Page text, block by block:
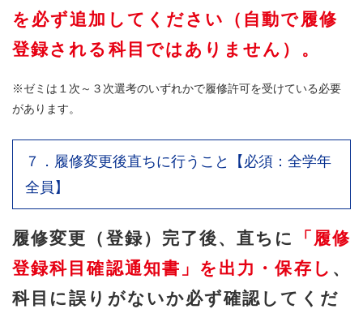
を必ず追加してください（ 自動で履修
登録される科目ではありません）。
※ゼミは１次～３次選考のいずれかで履修許可を受けている必要
があります。
７．履修変更後直ちに行うこと【必須：全学年
全員】
履修変更（登録）完了後、直ちに
「履修
登録科目確認通知書」を出力・保存し 、
科目に誤りがないか必ず確認してくだ